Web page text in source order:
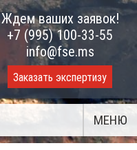
Ждем ваших заявок!
+7 (995) 100-33-55
info@fse.ms
Заказать экспертизу
МЕНЮ